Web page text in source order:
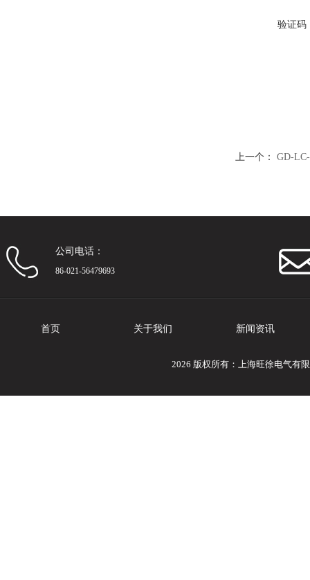
验证码
上一个： GD-
公司电话：
86-021-56479693
首页 关于我们 新闻资讯
2026 版权所有：上海旺徐电气有